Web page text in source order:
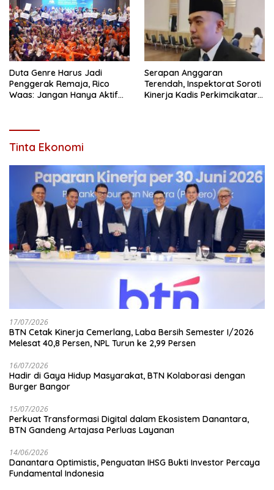
Duta Genre Harus Jadi
Penggerak Remaja, Rico
Waas: Jangan Hanya Aktif
Serapan Anggaran
Terendah, Inspektorat Soroti
Kinerja Kadis Perkimcikataru
Tinta Ekonomi
17/07/2026
BTN Cetak Kinerja Cemerlang, Laba Bersih Semester I/2026
Melesat 40,8 Persen, NPL Turun ke 2,99 Persen
16/07/2026
Hadir di Gaya Hidup Masyarakat, BTN Kolaborasi dengan
Burger Bangor
15/07/2026
Perkuat Transformasi Digital dalam Ekosistem Danantara,
BTN Gandeng Artajasa Perluas Layanan
14/06/2026
Danantara Optimistis, Penguatan IHSG Bukti Investor Percaya
Fundamental Indonesia